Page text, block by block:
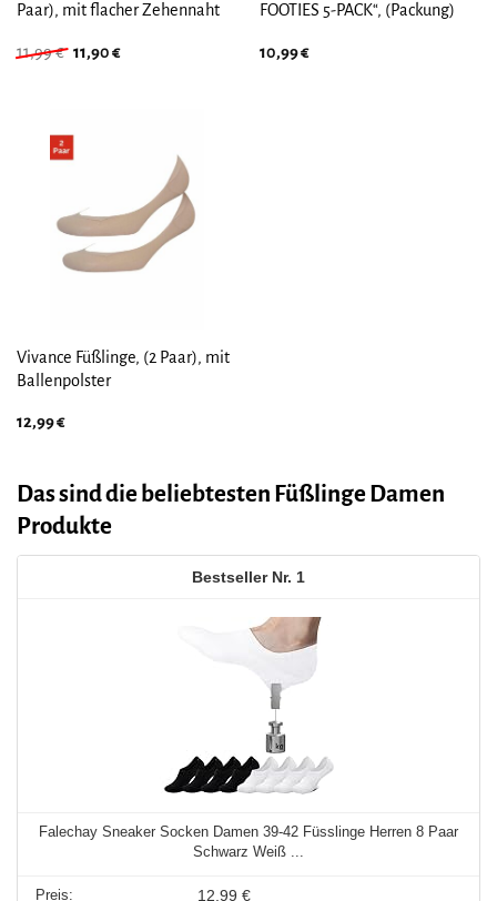
Paar), mit flacher Zehennaht
11,99€ Ursprünglicher
11,90€Aktueller
FOOTIES 5-PACK“, (Packung)
10,99€
Vivance Füßlinge, (2 Paar), mit
Ballenpolster
12,99€
Das sind die beliebtesten Füßlinge Damen
Produkte
1
Falechay Sneaker Socken Damen 39-42 Füsslinge Herren 8 Paar
Schwarz Weiß ...
12,99 €